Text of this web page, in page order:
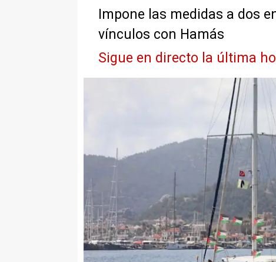
Impone las medidas a dos
vínculos con Hamás
Sigue en directo la última